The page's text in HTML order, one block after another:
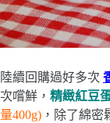
陸續回購過好多次
次嚐鮮， 精緻紅豆
量400g) ，除了綿